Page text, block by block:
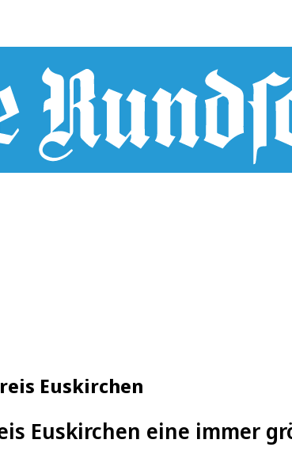
Euskirchen
Euskirchen eine immer